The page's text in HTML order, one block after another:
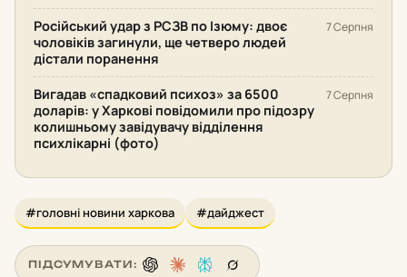
Російський удар з РСЗВ по Ізюму: двоє
чоловіків загинули, ще четверо людей
дістали поранення
7 Серпня
Вигадав «спадковий психоз» за 6500
доларів: у Харкові повідомили про підозру
колишньому завідувачу відділення
психлікарні (фото)
7 Серпня
#головні новини харкова #дайджест
ПІДСУМУВАТИ: